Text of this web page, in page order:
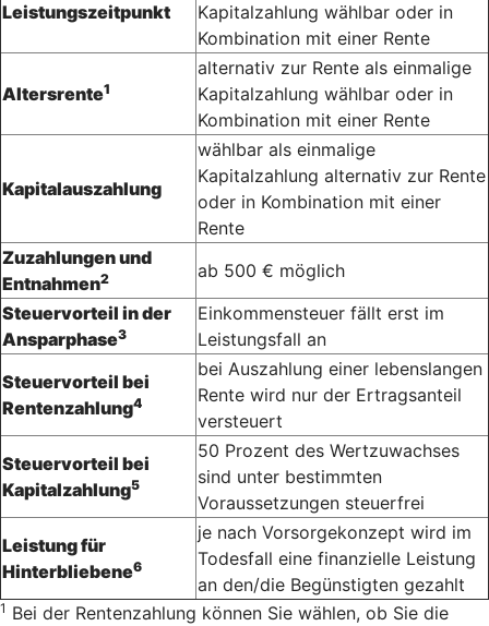
Leistungszeitpunkt
Kapitalzahlung wählbar oder in
Kombination mit einer Rente
Altersrente1
alternativ zur Rente als einmalige
Kapitalzahlung wählbar oder in
Kombination mit einer Rente
Kapitalauszahlung
wählbar als einmalige
Kapitalzahlung alternativ zur Rente
oder in Kombination mit einer
Rente
Zuzahlungen und
Entnahmen2
ab 500 € möglich
Steuervorteil in der
Ansparphase3
Einkommensteuer fällt erst im
Leistungsfall an
Steuervorteil bei
Rentenzahlung4
bei Auszahlung einer lebenslangen
Rente wird nur der Ertragsanteil
versteuert
Steuervorteil bei
Kapitalzahlung5
50 Prozent des Wertzuwachses
sind unter bestimmten
Voraussetzungen steuerfrei
Leistung für
Hinterbliebene6
je nach Vorsorgekonzept wird im
Todesfall eine finanzielle Leistung
an den/die Begünstigten gezahlt
1 Bei der Rentenzahlung können Sie wählen, ob Sie die